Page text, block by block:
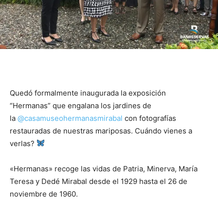
Quedó formalmente inaugurada la exposición
“Hermanas” que engalana los jardines de
la @casamuseohermanasmirabal con fotografías
restauradas de nuestras mariposas. Cuándo vienes a
verlas?
«Hermanas» recoge las vidas de Patria, Minerva, María
Teresa y Dedé Mirabal desde el 1929 hasta el 26 de
noviembre de 1960.